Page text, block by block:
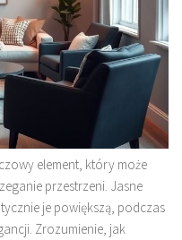
element, który może
przestrzeni. Jasne
je powiększą, podczas
Zrozumienie, jak